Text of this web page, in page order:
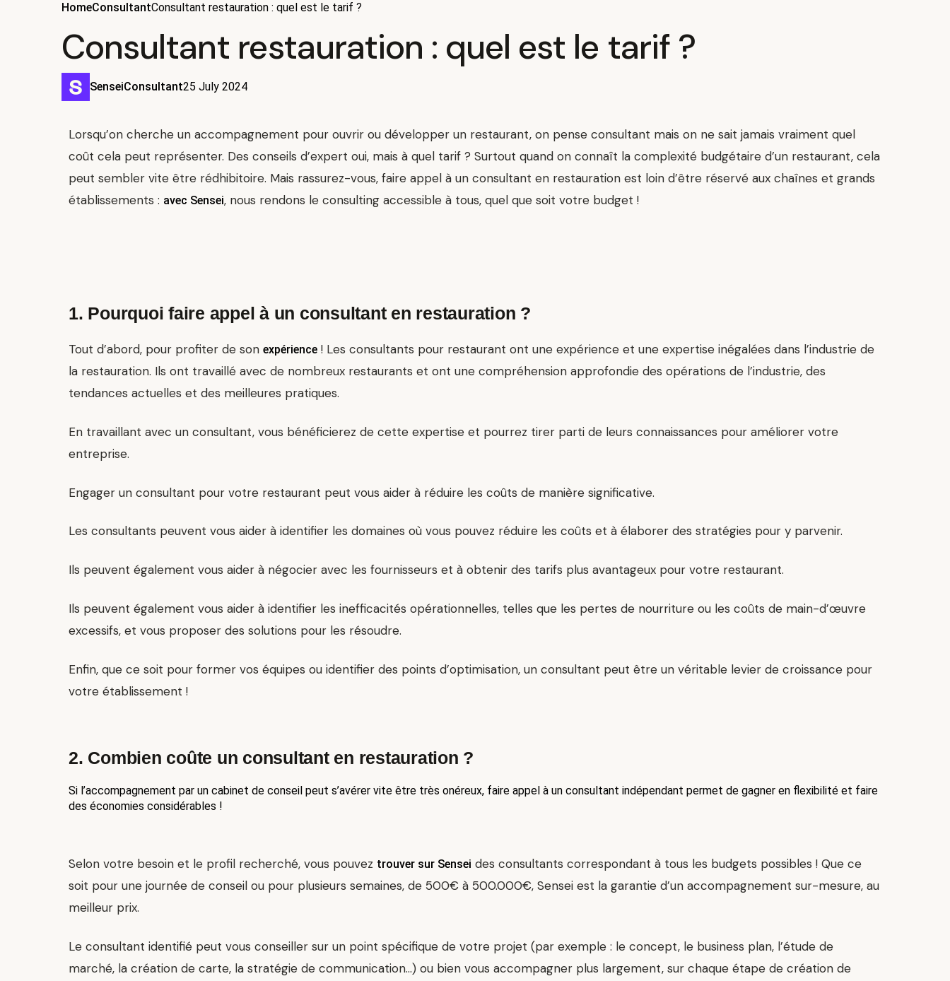
HomeConsultantConsultant restauration : quel est le tarif ?
Consultant restauration : quel est le tarif ?
SenseiConsultant25 July 2024
Lorsqu’on cherche un accompagnement pour ouvrir ou développer un restaurant, on pense consultant mais on ne sait jamais vraiment quel
coût cela peut représenter. Des conseils d’expert oui, mais à quel tarif ? Surtout quand on connaît la complexité budgétaire d’un restaurant, cela
peut sembler vite être rédhibitoire. Mais rassurez-vous, faire appel à un consultant en restauration est loin d’être réservé aux chaînes et grands
établissements : avec Sensei, nous rendons le consulting accessible à tous, quel que soit votre budget !
1. Pourquoi faire appel à un consultant en restauration ?
Tout d’abord, pour profiter de son expérience ! Les consultants pour restaurant ont une expérience et une expertise inégalées dans l’industrie de
la restauration. Ils ont travaillé avec de nombreux restaurants et ont une compréhension approfondie des opérations de l’industrie, des
tendances actuelles et des meilleures pratiques.
En travaillant avec un consultant, vous bénéficierez de cette expertise et pourrez tirer parti de leurs connaissances pour améliorer votre
entreprise.
Engager un consultant pour votre restaurant peut vous aider à réduire les coûts de manière significative.
Les consultants peuvent vous aider à identifier les domaines où vous pouvez réduire les coûts et à élaborer des stratégies pour y parvenir.
Ils peuvent également vous aider à négocier avec les fournisseurs et à obtenir des tarifs plus avantageux pour votre restaurant.
Ils peuvent également vous aider à identifier les inefficacités opérationnelles, telles que les pertes de nourriture ou les coûts de main-d’œuvre
excessifs, et vous proposer des solutions pour les résoudre.
Enfin, que ce soit pour former vos équipes ou identifier des points d’optimisation, un consultant peut être un véritable levier de croissance pour
votre établissement !
2. Combien coûte un consultant en restauration ?
Si l’accompagnement par un cabinet de conseil peut s’avérer vite être très onéreux, faire appel à un consultant indépendant permet de gagner en flexibilité et faire
des économies considérables !
Selon votre besoin et le profil recherché, vous pouvez trouver sur Sensei des consultants correspondant à tous les budgets possibles ! Que ce
soit pour une journée de conseil ou pour plusieurs semaines, de 500€ à 500.000€, Sensei est la garantie d’un accompagnement sur-mesure, au
meilleur prix.
Le consultant identifié peut vous conseiller sur un point spécifique de votre projet (par exemple : le concept, le business plan, l’étude de
marché, la création de carte, la stratégie de communication…) ou bien vous accompagner plus largement, sur chaque étape de création de